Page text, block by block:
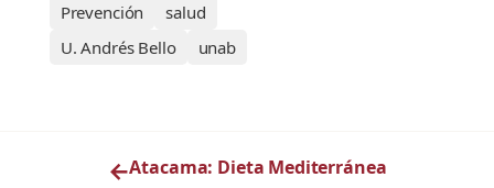
Prevención
salud
U. Andrés Bello
unab
←Atacama: Dieta Mediterránea